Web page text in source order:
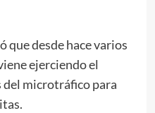
que desde hace varios
ejerciendo el
microtráfico para